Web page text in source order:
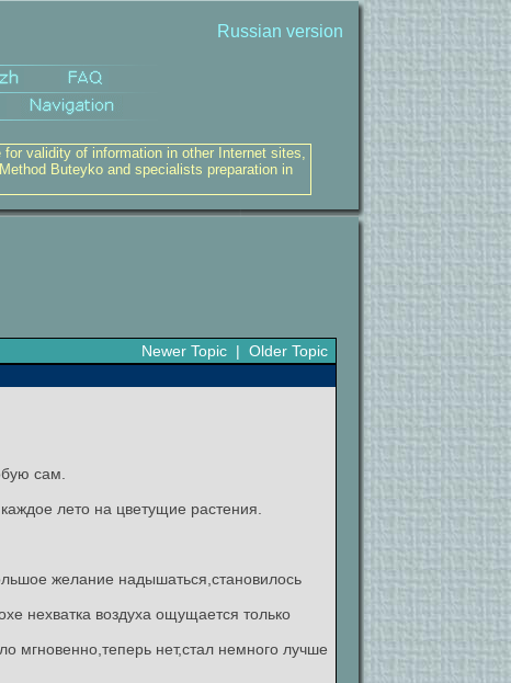
Russian version
validity of information in other Internet sites,
Buteyko and specialists preparation in
Newer Topic | Older Topic
сам.
лето на цветущие растения.
желание надышаться,становилось
нехватка воздуха ощущается только
мгновенно,теперь нет,стал немного лучше